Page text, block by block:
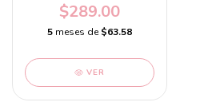
$289.00
5 meses de$63.58
VER